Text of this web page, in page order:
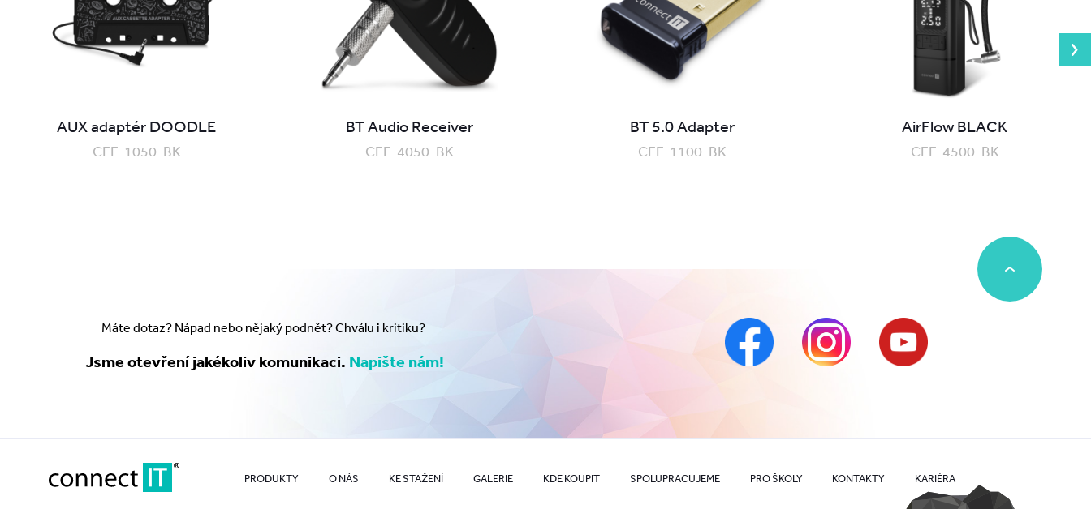
AUX adaptér DOODLE
CFF-1050-BK
BT Audio Receiver
CFF-4050-BK
BT 5.0 Adapter
CFF-1100-BK
AirFlow BLACK
CFF-4500-BK
Máte dotaz? Nápad nebo nějaký podnět? Chválu i kritiku?
Jsme otevření jakékoliv komunikaci. Napište nám!
PRODUKTY O NÁS KE STAŽENÍ GALERIE KDE KOUPIT SPOLUPRACUJEME PRO ŠKOLY KONTAKTY KARIÉRA